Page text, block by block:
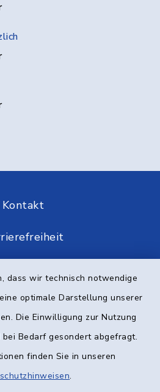
dass wir technisch notwendige
optimale Darstellung unserer
Die Einwilligung zur Nutzung
Bedarf gesondert abgefragt.
finden Sie in unseren
.
Kontakt
Kommunikation
Sitemap